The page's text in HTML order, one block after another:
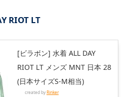
RIOT LT
[ビラボン] 水着 ALL DAY
RIOT LT メンズ MNT 日本 28
(日本サイズS-M相当)
created byRinker